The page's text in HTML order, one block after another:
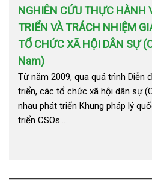
NGHIÊN CỨU THỰC HÀNH
TRIỂN VÀ TRÁCH NHIỆM
TỔ CHỨC XÃ HỘI DÂN SỰ
Nam)
Từ năm 2009, qua quá trình Diễn
triển, các tổ chức xã hội dân sự
nhau phát triển Khung pháp lý
triển CSOs…